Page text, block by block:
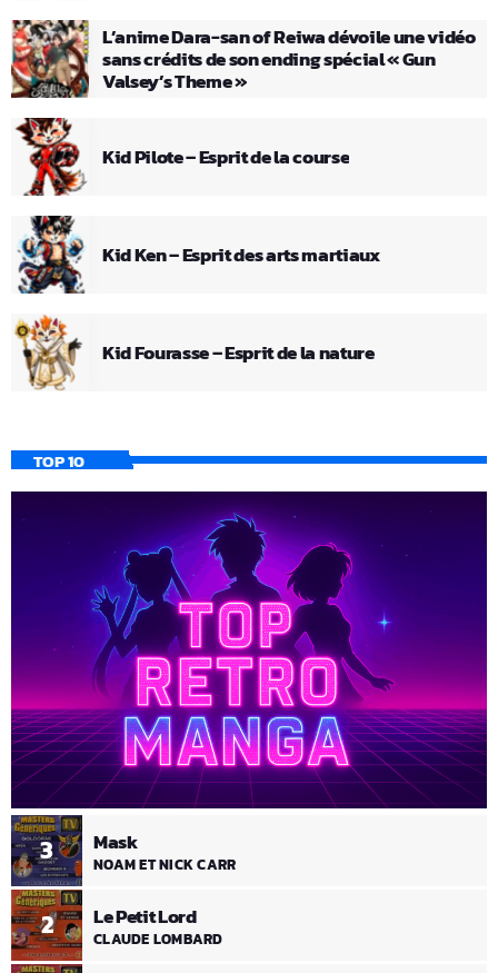
L’anime Dara-san of Reiwa dévoile une vidéo
sans crédits de son ending spécial « Gun
Valsey’s Theme »
Kid Pilote – Esprit de la course
Kid Ken – Esprit des arts martiaux
Kid Fourasse – Esprit de la nature
TOP 10
2 Le Petit Lord
CLAUDE LOMBARD
3 Mask
NOAM ET NICK CARR